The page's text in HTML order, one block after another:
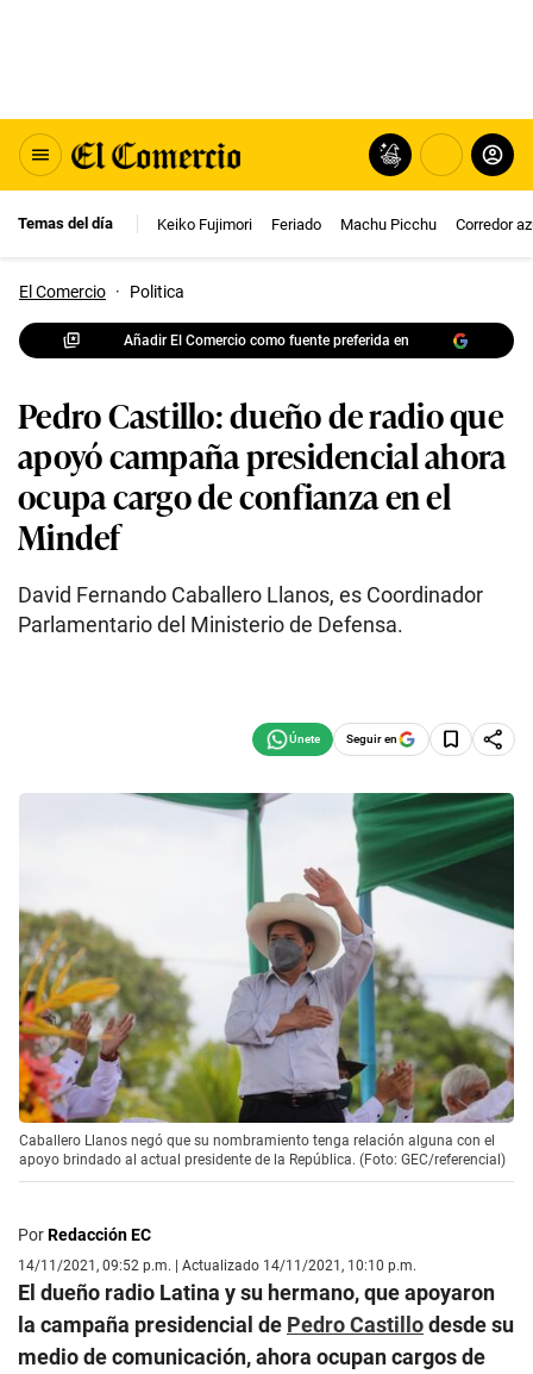
Temas del día Keiko Fujimori Feriado Machu Picchu Corredor
El Comercio · Politica
Añadir El Comercio como fuente preferida en
Pedro Castillo: dueño de radio que
apoyó campaña presidencial ahora
ocupa cargo de confianza en el
Mindef
David Fernando Caballero Llanos, es Coordinador
Parlamentario del Ministerio de Defensa.
Seguir en
Caballero Llanos negó que su nombramiento tenga relación alguna con el
apoyo brindado al actual presidente de la República. (Foto: GEC/referencial)
PorRedacción EC
14/11/2021, 09:52 p.m. | Actualizado 14/11/2021, 10:10 p.m.
El dueño radio Latina y su hermano, que apoyaron
la campaña presidencial de Pedro Castillodesde su
medio de comunicación, ahora ocupan cargos de